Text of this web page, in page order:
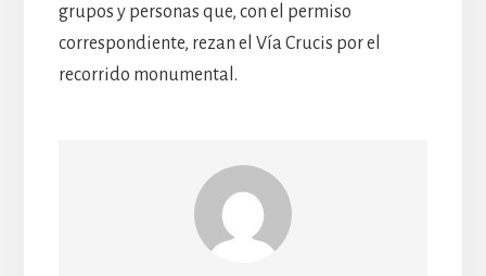
grupos y personas que, con el permiso
correspondiente, rezan el Vía Crucis por el
recorrido monumental.